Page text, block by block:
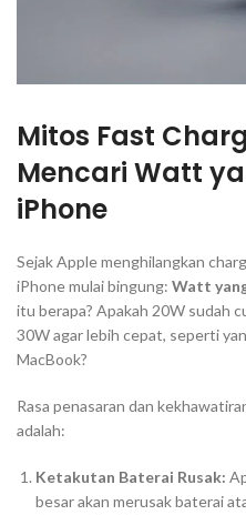
Mitos Fast
Mencari Watt
iPhone
Sejak Apple menghilangkan
iPhone mulai bingung: Watt
itu berapa? Apakah 20W sudah
30W agar lebih cepat, seperti
MacBook?
Rasa penasaran dan
adalah:
Ketakutan Baterai Rusak:
besar akan merusak baterai